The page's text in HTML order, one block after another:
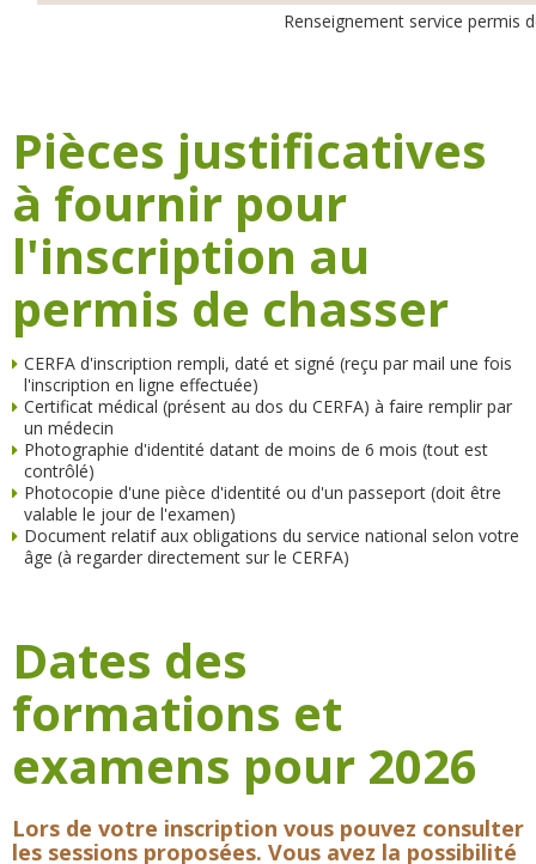
Renseignement service permis
Pièces justificatives
à fournir pour
l'inscription au
permis de chasser
CERFA d'inscription rempli, daté et signé (reçu par mail une fois
l'inscription en ligne effectuée)
Certificat médical (présent au dos du CERFA) à faire remplir par
un médecin
Photographie d'identité datant de moins de 6 mois (tout est
contrôlé)
Photocopie d'une pièce d'identité ou d'un passeport (doit être
valable le jour de l'examen)
Document relatif aux obligations du service national selon votre
âge (à regarder directement sur le CERFA)
Dates des
formations et
examens pour 2026
Lors de votre inscription vous pouvez consulter
les sessions proposées. Vous avez la possibilité